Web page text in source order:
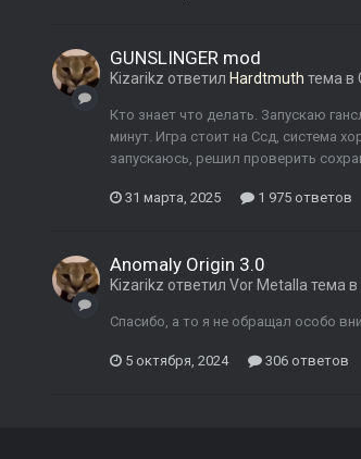
GUNSLINGER mod
Kizarikz ответил Hardtmuth тема в
Кто знает что делать. Запускаю
минут. Игра стоит на Ссд, система
запускаюсь, решил проверить
31 марта, 2025 1 975 ответов
Anomaly Origin 3.0
Kizarikz ответил Vor Metalla тема в
Спасибо, а то я не обращал особо
5 октября, 2024 306 ответов